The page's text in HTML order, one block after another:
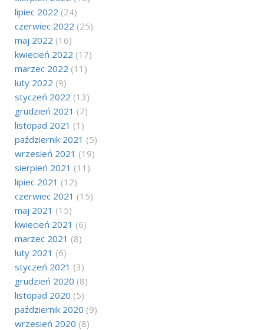
lipiec 2022 (24)
czerwiec 2022 (25)
maj 2022 (16)
kwiecień 2022 (17)
marzec 2022 (11)
luty 2022 (9)
styczeń 2022 (13)
grudzień 2021 (7)
listopad 2021 (1)
październik 2021 (5)
wrzesień 2021 (19)
sierpień 2021 (11)
lipiec 2021 (12)
czerwiec 2021 (15)
maj 2021 (15)
kwiecień 2021 (6)
marzec 2021 (8)
luty 2021 (6)
styczeń 2021 (3)
grudzień 2020 (8)
listopad 2020 (5)
październik 2020 (9)
wrzesień 2020 (8)